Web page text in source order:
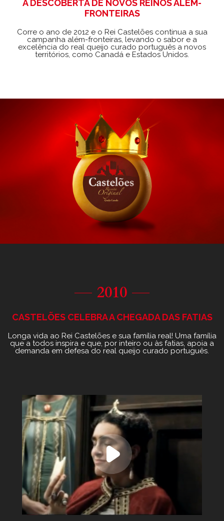
À DESCOBERTA DE NOVOS REINOS ALÉM-
FRONTEIRAS
Corre o ano de 2012 e o Rei Castelões continua a sua
campanha além-fronteiras, levando o sabor e a
excelência do real queijo curado português a novos
territórios, como Canadá e Estados Unidos.
2010
CASTELÕES CELEBRA A CHEGADA DAS FATIAS
Longa vida ao Rei Castelões e sua família real! Uma família
que a todos inspira e que, por inteiro ou às fatias, apoia a
demanda em defesa do real queijo curado português.